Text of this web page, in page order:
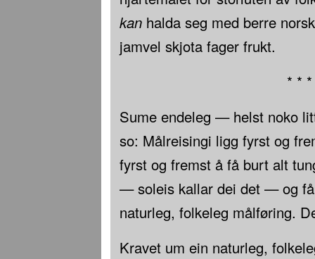
kanhalda seg med berre
jamvel skjota fager frukt.
* * *
Sume endeleg — helst noko
so: Målreisingi ligg fyrst og
fyrst og fremst å få burt alt
— soleis kallar dei det — og
naturleg, folkeleg målføring.
Kravet um ein naturleg,